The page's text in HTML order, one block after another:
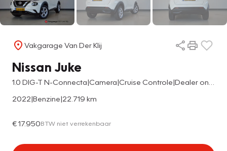
Vakgarage Van Der Klij
Nissan Juke
2022|Benzine|22.719 km
€ 17.950BTW niet verrekenbaar